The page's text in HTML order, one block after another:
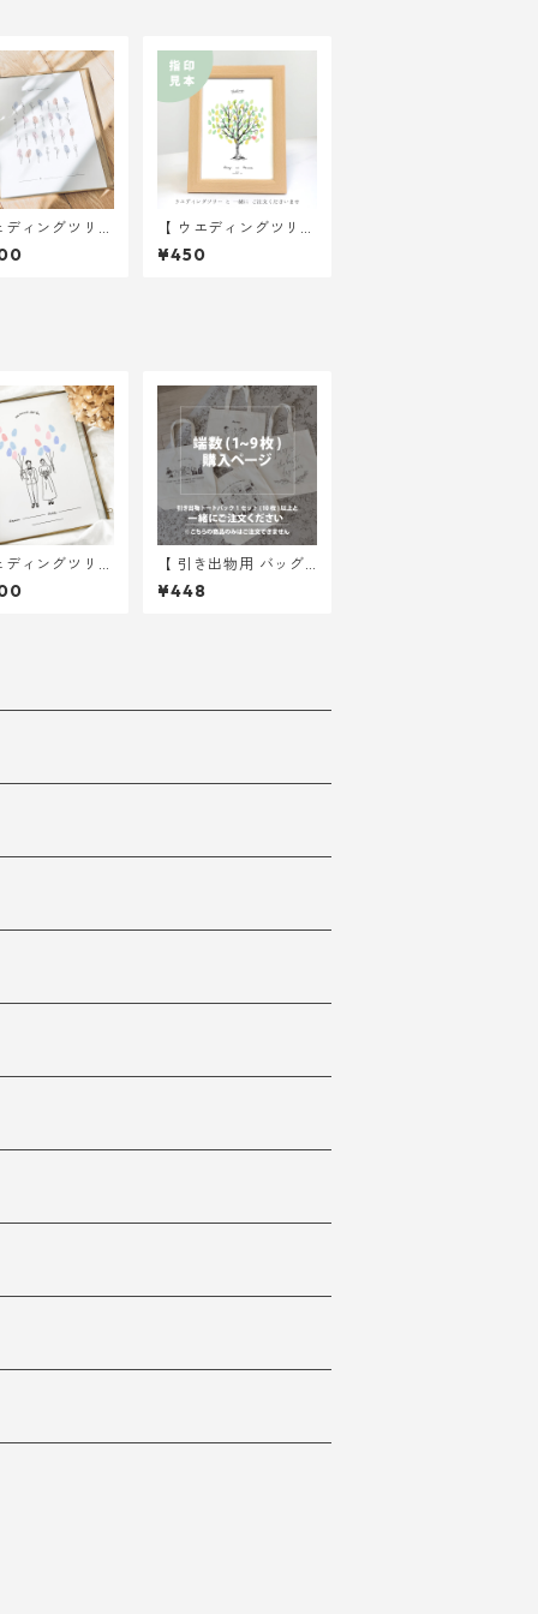
ディングツリー
ップ A4サ
のみ ｜ 結婚
【 ウエディングツリー
】 見本 2Lサイズ紙
¥450
ィングツリー
ラスト A4サ
のみ ｜ 結婚
【 引き出物用 バッグ
】 端数 ( 1~9 枚 ) 分購
入ページ
¥448